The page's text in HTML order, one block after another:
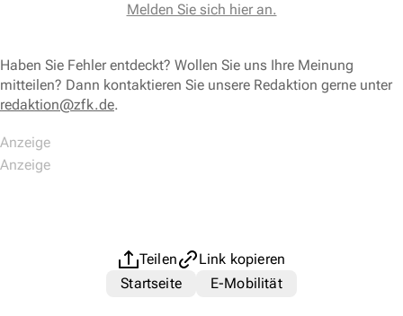
Melden Sie sich hier an.
Haben Sie Fehler entdeckt? Wollen Sie uns Ihre Meinung
mitteilen? Dann kontaktieren Sie unsere Redaktion gerne unter
redaktion@zfk.de.
Teilen
Link kopieren
Startseite
E-Mobilität